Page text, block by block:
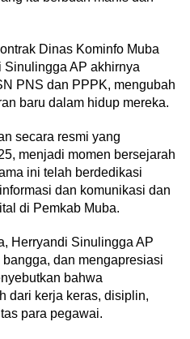
Dinas Kominfo Muba
AP akhirnya
PNS dan PPPK, mengubah
baru dalam hidup mereka.
secara resmi yang
menjadi momen bersejarah
ini telah berdedikasi
dan komunikasi dan
di Pemkab Muba.
Herryandi Sinulingga AP
dan mengapresiasi
bahwa
dari kerja keras, disiplin,
para pegawai.